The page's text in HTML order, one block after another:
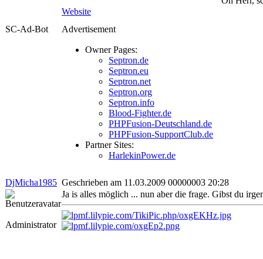
Website
SC-Ad-Bot
Advertisement
Owner Pages:
Septron.de
Septron.eu
Septron.net
Septron.org
Septron.info
Blood-Fighter.de
PHPFusion-Deutschland.de
PHPFusion-SupportClub.de
Partner Sites:
HarlekinPower.de
DjMicha1985 Geschrieben am 11.03.2009 00000003 20:28
Administrator
Ja is alles möglich ... nun aber die frage. Gibst du